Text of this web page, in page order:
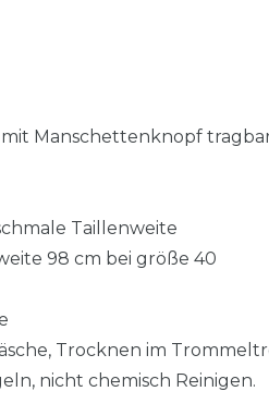
Manschettenknopf
Taillenweite
98 cm bei größe 40
Trocknen im
nicht chemisch Reinigen.